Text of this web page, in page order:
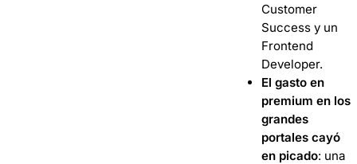
Customer
Success y un
Frontend
Developer.
El gasto en
premium en los
grandes
portales cayó
en picado: una